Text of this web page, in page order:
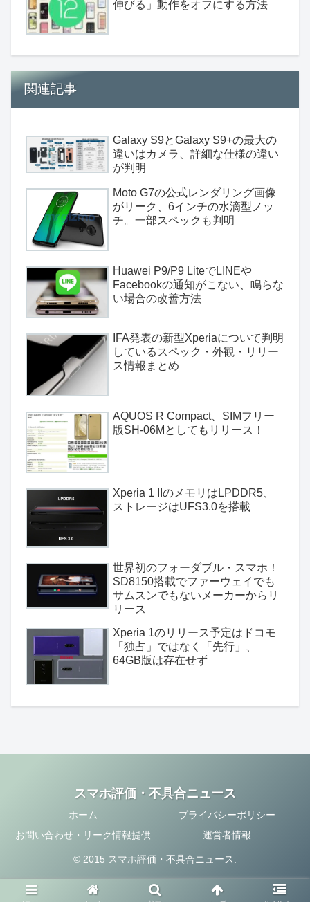
伸びる」動作をオフにする方法
関連記事
Galaxy S9とGalaxy S9+の最大の
違いはカメラ、詳細な仕様の違い
が判明
Moto G7の公式レンダリング画像
がリーク、6インチの水滴型ノッ
チ。一部スペックも判明
Huawei P9/P9 LiteでLINEや
Facebookの通知がこない、鳴らな
い場合の改善方法
IFA発表の新型Xperiaについて判明
しているスペック・外観・リリー
ス情報まとめ
AQUOS R Compact、SIMフリー
版SH-06Mとしてもリリース！
Xperia 1 IIのメモリはLPDDR5、
ストレージはUFS3.0を搭載
世界初のフォーダブル・スマホ！
SD8150搭載でファーウェイでも
サムスンでもないメーカーからリ
リース
Xperia 1のリリース予定はドコモ
「独占」ではなく「先行」、
64GB版は存在せず
スマホ評価・不具合ニュース
ホーム
プライバシーポリシー
お問い合わせ・リーク情報提供
運営者情報
© 2015 スマホ評価・不具合ニュース.